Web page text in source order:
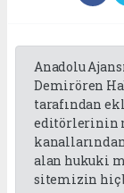
Anadolu
Demirören
tarafından
editörlerinin
alan hukuki
sitemizin hiç